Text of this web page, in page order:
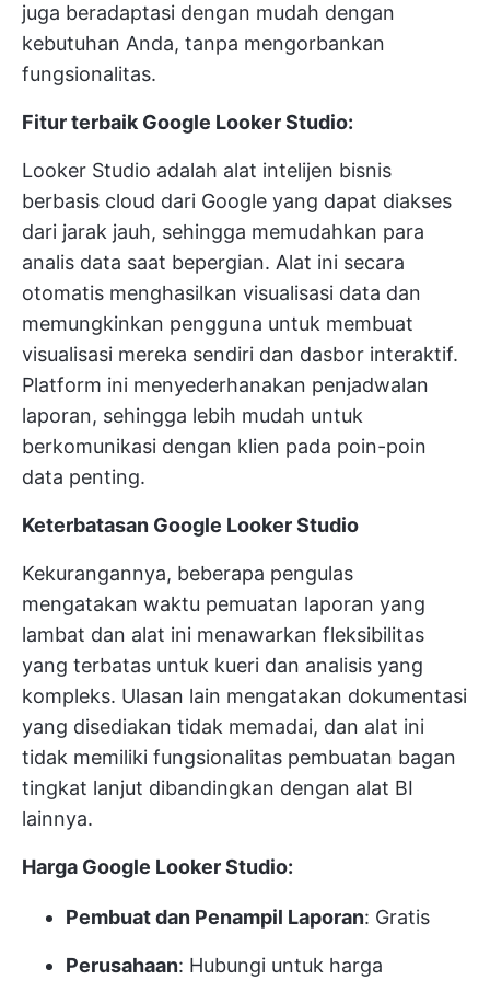
juga beradaptasi dengan mudah dengan
kebutuhan Anda, tanpa mengorbankan
fungsionalitas.
Fitur terbaik Google Looker Studio:
Looker Studio adalah alat intelijen bisnis
berbasis cloud dari Google yang dapat diakses
dari jarak jauh, sehingga memudahkan para
analis data saat bepergian. Alat ini secara
otomatis menghasilkan visualisasi data dan
memungkinkan pengguna untuk membuat
visualisasi mereka sendiri dan dasbor interaktif.
Platform ini menyederhanakan penjadwalan
laporan, sehingga lebih mudah untuk
berkomunikasi dengan klien pada poin-poin
data penting.
Keterbatasan Google Looker Studio
Kekurangannya, beberapa pengulas
mengatakan waktu pemuatan laporan yang
lambat dan alat ini menawarkan fleksibilitas
yang terbatas untuk kueri dan analisis yang
kompleks. Ulasan lain mengatakan dokumentasi
yang disediakan tidak memadai, dan alat ini
tidak memiliki fungsionalitas pembuatan bagan
tingkat lanjut dibandingkan dengan alat BI
lainnya.
Harga Google Looker Studio:
Pembuat dan Penampil Laporan: Gratis
Perusahaan: Hubungi untuk harga